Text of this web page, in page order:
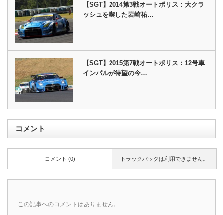
【SGT】2014第3戦オートポリス：大クラ
ッシュを喫した岩崎祐…
【SGT】2015第7戦オートポリス：12号車
インパルが待望の今…
コメント
トラックバックは利用できません。
コメント (0)
この記事へのコメントはありません。